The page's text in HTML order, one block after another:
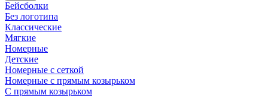
Бейсболки
Без логотипа
Классические
Мягкие
Номерные
Детские
Номерные с сеткой
Номерные с прямым козырьком
С прямым козырьком